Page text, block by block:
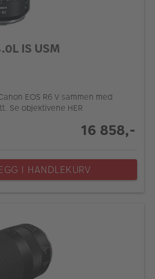
IS USM
EOS R6 V sammen med
Se objektivene HER
16 858,-
I HANDLEKURV